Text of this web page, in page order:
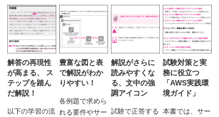
解答の再現性
が高まる、 ス
テップを踏ん
だ解説！
以下の学習の流
豊富な図と表
で解説がわか
りやすい！
各例題で求めら
れる要件やサー
解説がさらに
読みやすくな
る、文中の強
調アイコン
試験で正答する
試験対策と実
務に役立つ
「AWS実践環
境ガイド」
本書では、サー